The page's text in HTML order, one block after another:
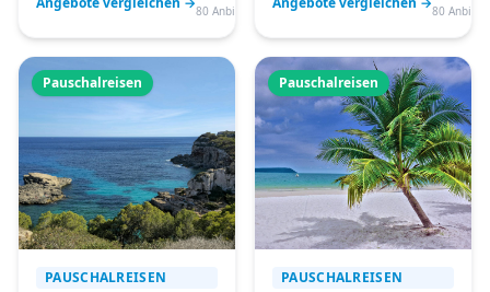
80 Anbieter
80
Pauschalreisen
PAUSCHALREISEN
Pauschalreisen
PAUSCHALREISEN